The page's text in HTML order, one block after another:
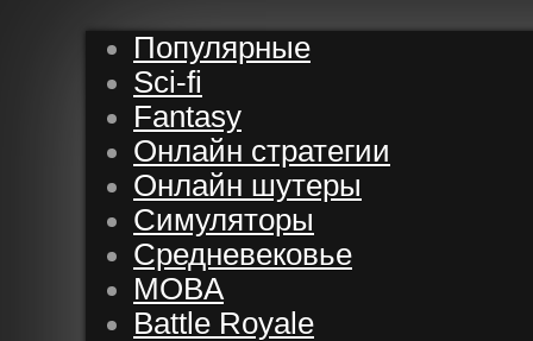
Популярные
Sci-fi
Fantasy
Онлайн стратегии
Онлайн шутеры
Симуляторы
Средневековье
MOBA
Battle Royale